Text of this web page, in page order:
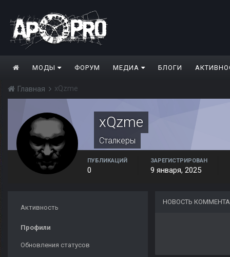
МОДЫ ФОРУМ МЕДИА БЛОГИ
Главная xQzme
xQzme
Сталкеры
ПУБЛИКАЦИЙ
0
ЗАРЕГИСТРИРОВАН
9 января, 2025
Активность
Профили
Обновления статусов
НОВОСТЬ